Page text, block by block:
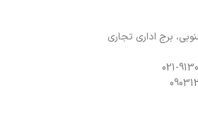
برج اداری تجاری